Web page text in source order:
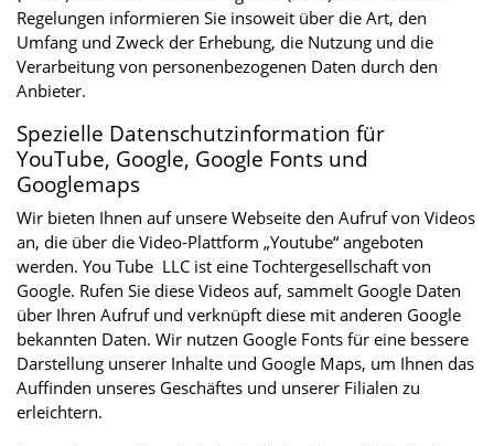
Regelungen informieren Sie insoweit über die Art, den
Umfang und Zweck der Erhebung, die Nutzung und die
Verarbeitung von personenbezogenen Daten durch den
Anbieter.
Spezielle Datenschutzinformation für
YouTube, Google, Google Fonts und
Googlemaps
Wir bieten Ihnen auf unsere Webseite den Aufruf von Videos
an, die über die Video-Plattform „Youtube“ angeboten
werden. You Tube LLC ist eine Tochtergesellschaft von
Google. Rufen Sie diese Videos auf, sammelt Google Daten
über Ihren Aufruf und verknüpft diese mit anderen Google
bekannten Daten. Wir nutzen Google Fonts für eine bessere
Darstellung unserer Inhalte und Google Maps, um Ihnen das
Auffinden unseres Geschäftes und unserer Filialen zu
erleichtern.